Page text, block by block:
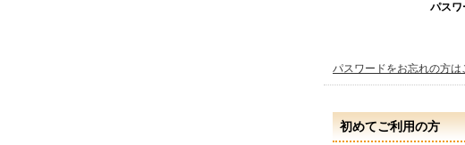
パスワ
パスワードをお忘れの方は
初めてご利用の方